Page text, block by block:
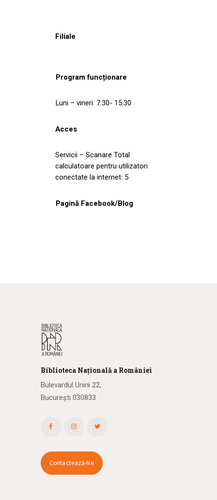
Filiale
Program funcționare
Luni – vineri: 7.30- 15.30
Acces
Servicii – Scanare Total
calculatoare pentru utilizatori
conectate la internet: 5
Pagină Facebook/Blog
Biblioteca Națională a României
Bulevardul Unirii 22,
București 030833
Contactează-Ne